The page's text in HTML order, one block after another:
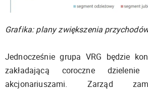
Grafika: plany zwiększenia
Jednocześnie grupa VRG będzie
zakładającą coroczne
akcjonariuszami. Zarząd